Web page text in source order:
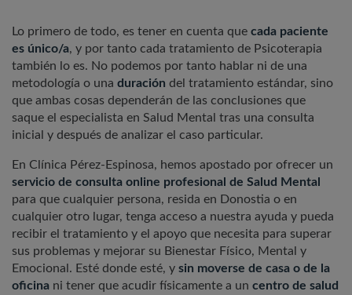
Lo primero de todo, es tener en cuenta que cada paciente
es único/a, y por tanto cada tratamiento de Psicoterapia
también lo es. No podemos por tanto hablar ni de una
metodología o una duración del tratamiento estándar, sino
que ambas cosas dependerán de las conclusiones que
saque el especialista en Salud Mental tras una consulta
inicial y después de analizar el caso particular.
En Clínica Pérez-Espinosa, hemos apostado por ofrecer un
servicio de consulta online profesional de Salud Mental
para que cualquier persona, resida en Donostia o en
cualquier otro lugar, tenga acceso a nuestra ayuda y pueda
recibir el tratamiento y el apoyo que necesita para superar
sus problemas y mejorar su Bienestar Físico, Mental y
Emocional. Esté donde esté, y sin moverse de casa o de la
oficina ni tener que acudir físicamente a un centro de salud